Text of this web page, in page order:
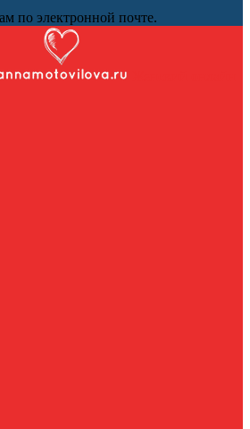
по электронной почте.